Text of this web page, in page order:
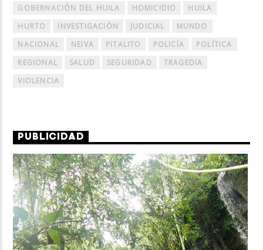
GOBERNACIÓN DEL HUILA HOMICIDIO
HUILA
HURTO
INVESTIGACIÓN JUDICIAL
MUNDO
NACIONAL
NEIVA PITALITO POLICÍA
POLÍTICA
REGIONAL
SALUD SEGURIDAD
TRAGEDIA
VIOLENCIA
PUBLICIDAD